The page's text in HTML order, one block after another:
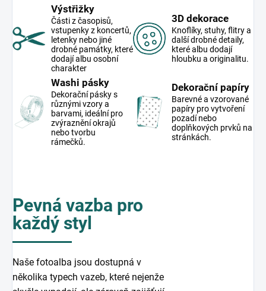
Výstřižky
Části z časopisů,
vstupenky z koncertů,
letenky nebo jiné
drobné památky, které
dodají albu osobní
charakter
3D dekorace
Knoflíky, stuhy, flitry a
další drobné detaily,
které albu dodají
hloubku a originalitu.
Washi pásky
Dekorační pásky s
různými vzory a
barvami, ideální pro
zvýraznění okrajů
nebo tvorbu
rámečků.
Dekorační papíry
Barevné a vzorované
papíry pro vytvoření
pozadí nebo
doplňkových prvků na
stránkách.
Pevná vazba pro
každý styl
Naše fotoalba jsou dostupná v
několika typech vazeb, které nejenže